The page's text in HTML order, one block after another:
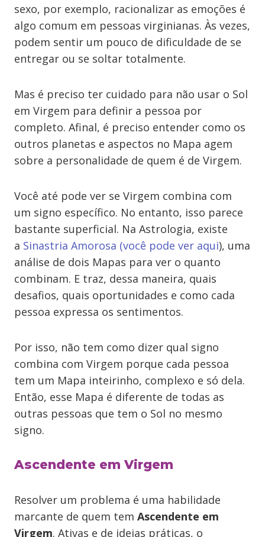
sexo, por exemplo, racionalizar as emoções é
algo comum em pessoas virginianas. Às vezes,
podem sentir um pouco de dificuldade de se
entregar ou se soltar totalmente.
Mas é preciso ter cuidado para não usar o Sol
em Virgem para definir a pessoa por
completo. Afinal, é preciso entender como os
outros planetas e aspectos no Mapa agem
sobre a personalidade de quem é de Virgem.
Você até pode ver se Virgem combina com
um signo específico. No entanto, isso parece
bastante superficial. Na Astrologia, existe
a Sinastria Amorosa (você pode ver aqui), uma
análise de dois Mapas para ver o quanto
combinam. E traz, dessa maneira, quais
desafios, quais oportunidades e como cada
pessoa expressa os sentimentos.
Por isso, não tem como dizer qual signo
combina com Virgem porque cada pessoa
tem um Mapa inteirinho, complexo e só dela.
Então, esse Mapa é diferente de todas as
outras pessoas que tem o Sol no mesmo
signo.
Ascendente em Virgem
Resolver um problema é uma habilidade
marcante de quem tem Ascendente em
Virgem. Ativas e de ideias práticas, o